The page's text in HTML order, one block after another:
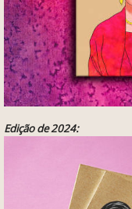
Edição de 2024: